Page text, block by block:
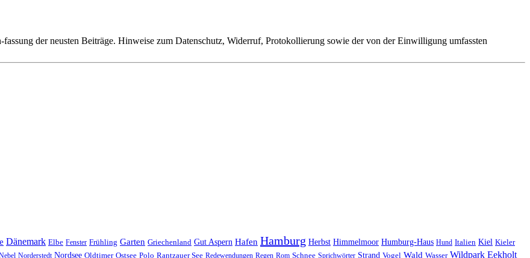
der neusten Beiträge. Hinweise zum Datenschutz, Widerruf, Protokollierung sowie der von der Einwilligung umfassten
Dänemark Elbe Fenster Frühling Garten Griechenland Gut Aspern Hafen Hamburg Herbst Himmelmoor Humburg-Haus Hund Italien Kiel Kieler
Norderstedt Nordsee Oldtimer Ostsee Polo Rantzauer See Redewendungen Regen Rom Schnee Sprichwörter Strand Vogel Wald Wasser Wildpark Eekholt